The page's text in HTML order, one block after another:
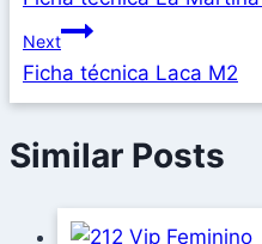
Next
Ficha técnica Laca M2
Similar Posts